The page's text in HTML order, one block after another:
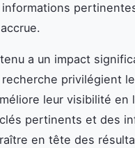
a un impact
privilégient
leur visibilité en
pertinents et des
en tête des